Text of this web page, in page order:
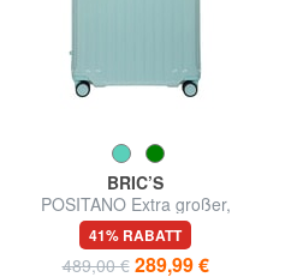
BRIC’S
POSITANO Extra großer,
erweiterbarer Trolley
41% RABATT
489,00 € 289,99 €